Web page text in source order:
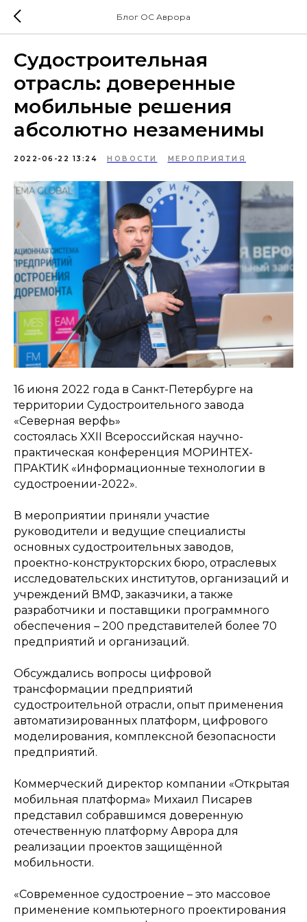
Блог ОС Аврора
Судостроительная
отрасль: доверенные
мобильные решения
абсолютно незаменимы
2022-06-22 13:24 НОВОСТИ МЕРОПРИЯТИЯ
16 июня 2022 года в Санкт-Петербурге на
территории Судостроительного завода
«Северная верфь»
состоялась XXII Всероссийская научно-
практическая конференция МОРИНТЕХ-
ПРАКТИК «Информационные технологии в
судостроении-2022».
В мероприятии приняли участие
руководители и ведущие специалисты
основных судостроительных заводов,
проектно-конструкторских бюро, отраслевых
исследовательских институтов, организаций и
учреждений ВМФ, заказчики, а также
разработчики и поставщики программного
обеспечения – 200 представителей более 70
предприятий и организаций.
Обсуждались вопросы цифровой
трансформации предприятий
судостроительной отрасли, опыт применения
автоматизированных платформ, цифрового
моделирования, комплексной безопасности
предприятий.
Коммерческий директор компании «Открытая
мобильная платформа» Михаил Писарев
представил собравшимся доверенную
отечественную платформу Аврора для
реализации проектов защищённой
мобильности.
«Современное судостроение – это массовое
применение компьютерного проектирования